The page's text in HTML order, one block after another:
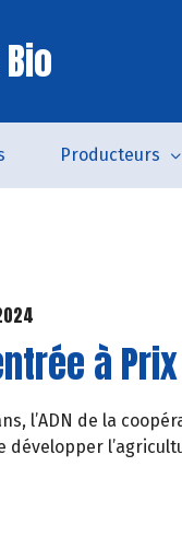
Producteurs
à
l’ADN de la
développer